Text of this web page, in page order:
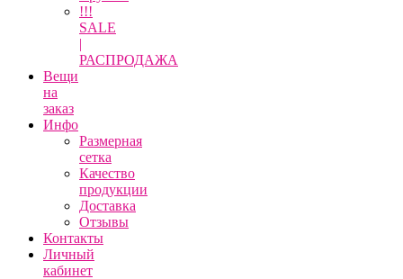
!!!
SALE
|
РАСПРОДАЖА
Вещи
на
заказ
Инфо
Размерная
сетка
Качество
продукции
Доставка
Отзывы
Контакты
Личный
кабинет